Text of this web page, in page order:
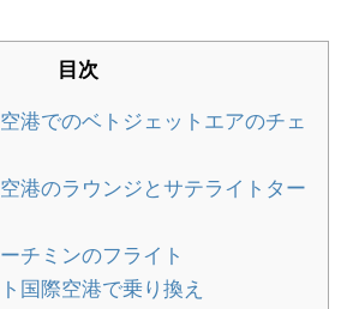
目次
港でのベトジェットエアのチェ
港のラウンジとサテライトター
チミンのフライト
国際空港で乗り換え